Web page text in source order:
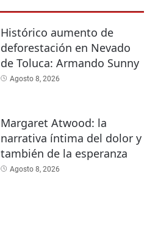
Histórico aumento de
deforestación en Nevado
de Toluca: Armando Sunny
Agosto 8, 2026
Margaret Atwood: la
narrativa íntima del dolor y
también de la esperanza
Agosto 8, 2026